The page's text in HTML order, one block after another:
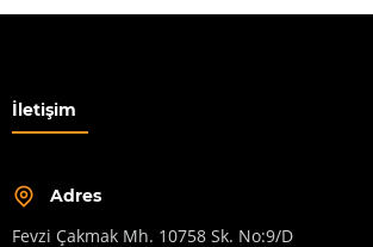
İletişim
Adres
Fevzi Çakmak Mh. 10758 Sk. No:9/D